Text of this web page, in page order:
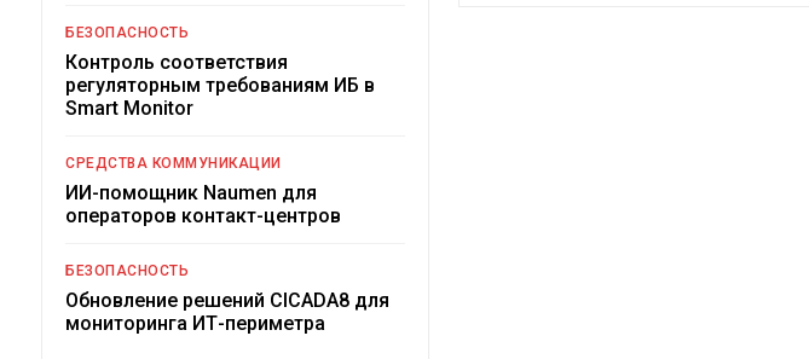
БЕЗОПАСНОСТЬ
Контроль соответствия
регуляторным требованиям ИБ в
Smart Monitor
СРЕДСТВА КОММУНИКАЦИИ
ИИ-помощник Naumen для
операторов контакт-центров
БЕЗОПАСНОСТЬ
Обновление решений CICADA8 для
мониторинга ИТ-периметра